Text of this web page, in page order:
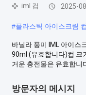
iml 컵 2025-
#플라스틱 아이스크림 컵
바닐라 풍미 IML 아이스
90ml (유효합니다)컵 크
거운 충전물은 유효합니
방문자의 메시지